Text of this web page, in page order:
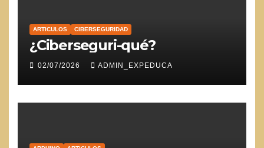
ARTICULOS CIBERSEGURIDAD
¿Ciberseguri-qué?
02/07/2026 ADMIN_EXPEDUCA